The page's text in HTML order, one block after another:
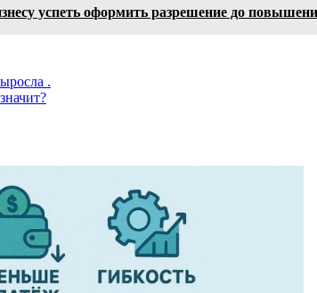
успеть оформить разрешение до
.